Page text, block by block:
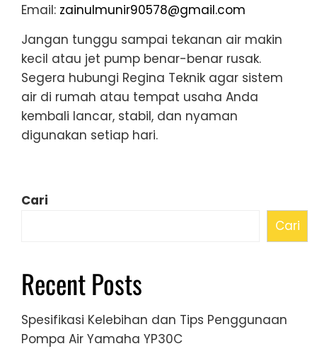
Email: zainulmunir90578@gmail.com
Jangan tunggu sampai tekanan air makin
kecil atau jet pump benar-benar rusak.
Segera hubungi Regina Teknik agar sistem
air di rumah atau tempat usaha Anda
kembali lancar, stabil, dan nyaman
digunakan setiap hari.
Cari
Cari
Recent Posts
Spesifikasi Kelebihan dan Tips Penggunaan
Pompa Air Yamaha YP30C